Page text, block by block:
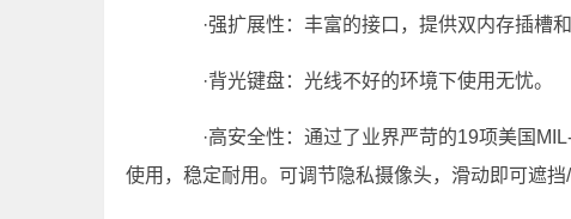
·强扩展性：丰富的接口，提供双内存插槽和
·背光键盘：光线不好的环境下使用无忧。
·高安全性：通过了业界严苛的19项美国
使用，稳定耐用。可调节隐私摄像头，滑动即可遮挡